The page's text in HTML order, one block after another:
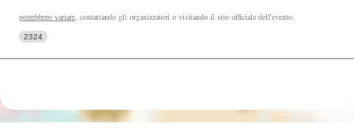
potrebbero variare, contattando gli organizzatori o visitando il sito ufficiale dell'evento.
2324